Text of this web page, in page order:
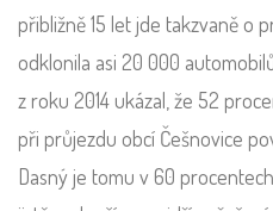
přibližně 15 let jde takzvaně o
odklonila asi 20 000
z roku 2014 ukázal, že 52
při průjezdu obcí Češnovice
Dasný je tomu v 60